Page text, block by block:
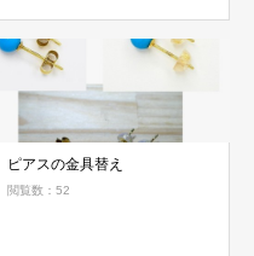
ピアスの金具替え
閲覧数：52